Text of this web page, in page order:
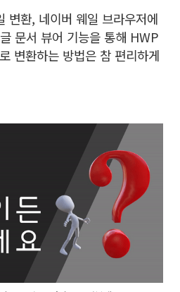
변환, 네이버 웨일 브라우저에
문서 뷰어 기능을 통해 HWP
변환하는 방법은 참 편리하게